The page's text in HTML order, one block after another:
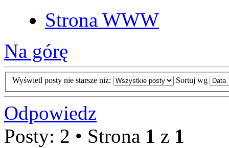
Strona WWW
Na górę
Wyświetl posty nie starsze niż: Sortuj wg
Odpowiedz
Posty: 2 • Strona 1 z 1